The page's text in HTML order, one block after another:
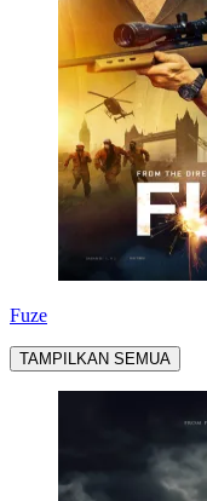
Fuze
TAMPILKAN SEMUA